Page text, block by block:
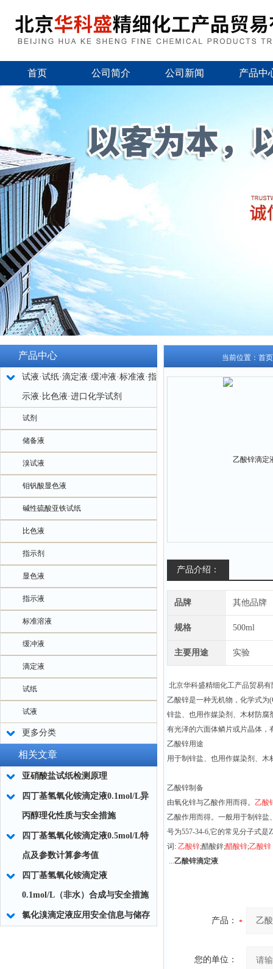
首页 公司简介 公司新闻 产品中
产品中心
试液·试纸·滴定液·缓冲液·标准液·指
示液·比色液·进口化学试剂
试剂
储备液
溴试液
钼钒酸显色液
碱性硫酸亚铁试纸
比色液
指示剂
显色液
指示液
标准溶液
缓冲液
滴定液
试纸
试液
更多分类
相关文章
亚硝酸盐试纸检测原理
四丁基氢氧化铵滴定液0.1mol/L异
丙醇理化性质与安全措施
四丁基氢氧化铵滴定液0.5mol/L特
点及参数计算参考值
四丁基氢氧化铵滴定液
0.1mol/L（非水）合成与安全措施
氯化溴滴定液应用安全信息与储存
当前位置： 首页
产品介绍：
品牌 其他品牌
规格 500ml
主要用途 实验
北京华科盛精细化工产品贸易
乙酸锌是一种无机物，化学式为
锌盐、也用作媒染剂、木材防腐
有光泽的六面体鳞片或片晶体
乙酸锌用途
用于制锌盐、也用作媒染剂、木
乙酸锌制备
由氧化锌与乙酸作用而得。 乙酸
乙酸作用而得。一般用于制锌盐
号为557-34-6,它的常见分子式是
词: 乙酸锌;醋酸鋅;醋酸锌;乙酸锌
...乙酸锌滴定液
产品：
您的单位：